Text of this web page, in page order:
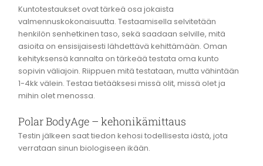
Kuntotestaukset ovat tärkeä osa jokaista
valmennuskokonaisuutta. Testaamisella selvitetään
henkilön senhetkinen taso, sekä saadaan selville, mitä
asioita on ensisijaisesti lähdettävä kehittämään. Oman
kehityksensä kannalta on tärkeää testata oma kunto
sopivin väliajoin. Riippuen mitä testataan, mutta vähintään
1-4kk välein. Testaa tietääksesi missä olit, missä olet ja
mihin olet menossa.
Polar BodyAge – kehonikämittaus
Testin jälkeen saat tiedon kehosi todellisesta iästä, jota
verrataan sinun biologiseen ikään.